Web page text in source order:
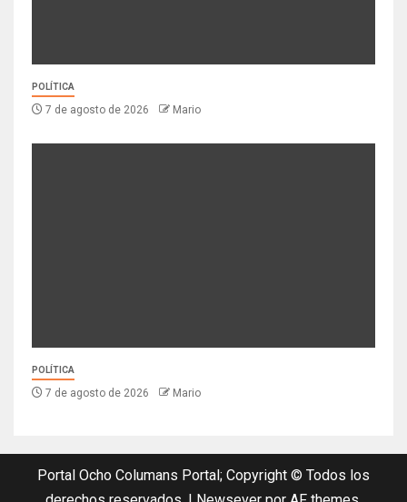
POLÍTICA
7 de agosto de 2026 Mario
POLÍTICA
7 de agosto de 2026 Mario
Portal Ocho Columans Portal; Copyright © Todos los